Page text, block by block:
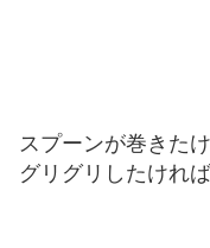
スプーンが巻きた
グリグリしたけれ